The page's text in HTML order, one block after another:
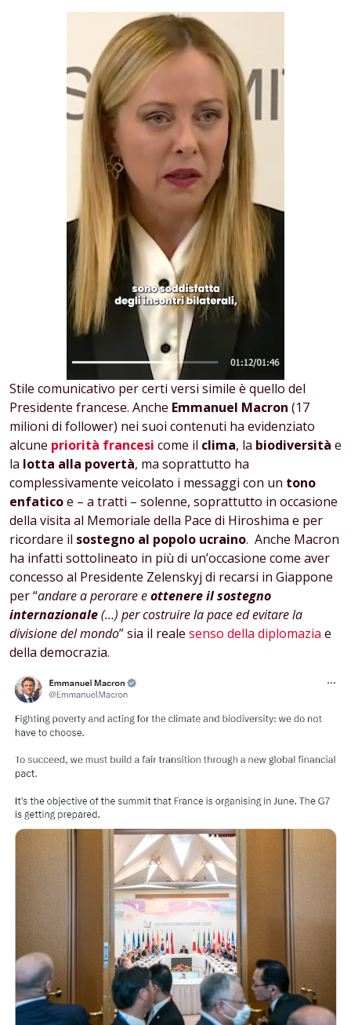
Stile comunicativo per certi versi simile è quello del
Presidente francese. Anche Emmanuel Macron (17
milioni di follower) nei suoi contenuti ha evidenziato
alcune priorità francesi come il clima, la biodiversità e
la lotta alla povertà, ma soprattutto ha
complessivamente veicolato i messaggi con un tono
enfaticoe – a tratti – solenne, soprattutto in occasione
della visita al Memoriale della Pace di Hiroshima e per
ricordare il sostegno al popolo ucraino. Anche Macron
ha infatti sottolineato in più di un’occasione come aver
concesso al Presidente Zelenskyj di recarsi in Giappone
per “andare a perorare eottenere il sostegno
internazionale(…) per costruire la pace ed evitare la
divisione del mondo” sia il reale senso della diplomazia e
della democrazia.